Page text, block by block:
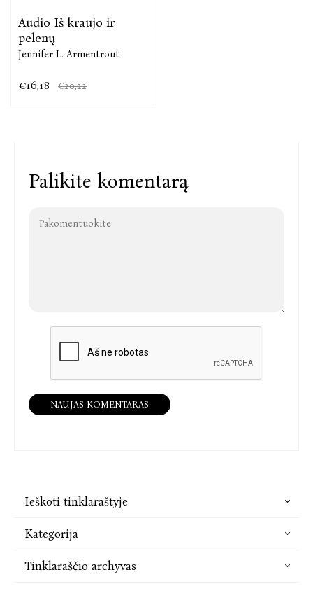
Audio Iš kraujo ir
pelenų
Jennifer L. Armentrout
€16,18 €20,22
Palikite komentarą
NAUJAS KOMENTARAS
Ieškoti tinklaraštyje
Kategorija
Tinklaraščio archyvas